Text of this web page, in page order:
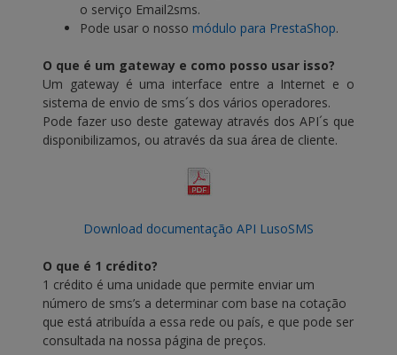
o serviço Email2sms.
Pode usar o nosso módulo para PrestaShop.
O que é um gateway e como posso usar isso?
Um gateway é uma interface entre a Internet e o
sistema de envio de sms´s dos vários operadores.
Pode fazer uso deste gateway através dos API´s que
disponibilizamos, ou através da sua área de cliente.
Download documentação API LusoSMS
O que é 1 crédito?
1 crédito é uma unidade que permite enviar um
número de sms’s a determinar com base na cotação
que está atribuída a essa rede ou país, e que pode ser
consultada na nossa página de preços.